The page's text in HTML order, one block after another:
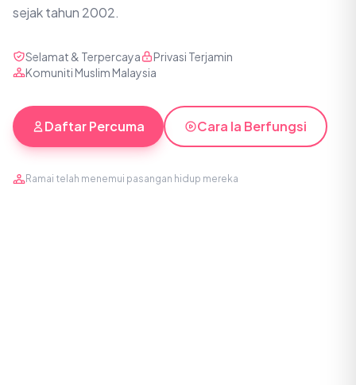
sejak tahun 2002.
Selamat & Terpercaya
Privasi Terjamin
Komuniti Muslim Malaysia
Daftar Percuma Cara Ia Berfungsi
Ramai telah menemui pasangan hidup mereka